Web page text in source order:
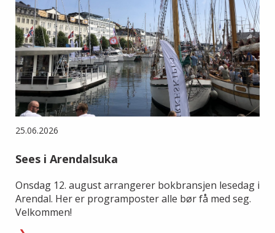
25.06.2026
Sees i Arendalsuka
Onsdag 12. august arrangerer bokbransjen lesedag i
Arendal. Her er programposter alle bør få med seg.
Velkommen!